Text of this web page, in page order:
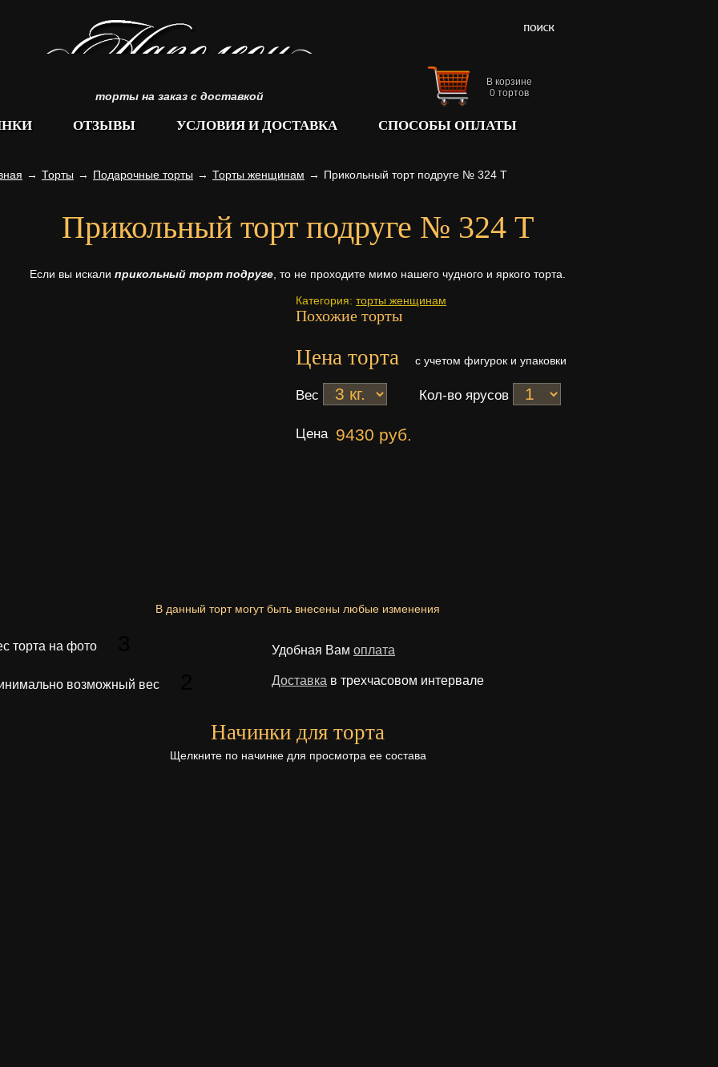
торты на заказ с доставкой
В корзине
0 тортов
ОТЗЫВЫ УСЛОВИЯ И ДОСТАВКА СПОСОБЫ ОПЛАТЫ
→ Торты → Подарочные торты → Торты женщинам → Прикольный торт подруге № 324 Т
Прикольный торт подруге № 324 Т
Если вы искали прикольный торт подруге , то не проходите мимо нашего чудного и яркого торта.
Категория: торты женщинам
Похожие торты
Цена торта с учетом фигурок и упаковки
Вес Кол-во ярусов
Цена 9430 руб.
В данный торт могут быть внесены любые изменения
торта на фото
возможный вес
Удобная Вам оплата
Доставка в трехчасовом интервале
Начинки для торта
Щелкните по начинке для просмотра ее состава